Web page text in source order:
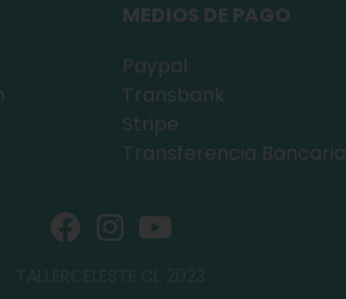
MEDIOS DE PAGO
Paypal
Transbank
Stripe
Transferencia Bancaria